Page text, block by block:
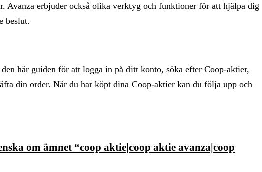
Avanza erbjuder också olika verktyg och funktioner för att hjälpa dig
beslut.
här guiden för att logga in på ditt konto, söka efter Coop-aktier,
din order. När du har köpt dina Coop-aktier kan du följa upp och
om ämnet “coop aktie|coop aktie avanza|coop